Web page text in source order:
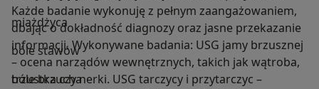
Każde badanie wykonuję z pełnym zaangażowaniem,
dbając o dokładność diagnozy oraz jasne przekazanie
informacji. Wykonywane badania: USG jamy brzusznej
– ocena narządów wewnętrznych, takich jak wątroba,
trzustka czy nerki. USG tarczycy i przytarczyc –
miażdżyca
bóle stawów
bóle brzucha